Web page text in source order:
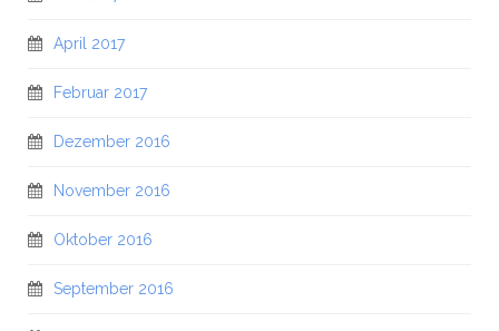
April 2017
Februar 2017
Dezember 2016
November 2016
Oktober 2016
September 2016